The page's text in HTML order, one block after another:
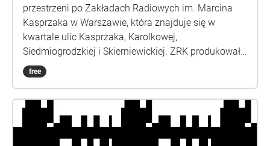
przestrzeni po Zakładach Radiowych im. Marcina
Kasprzaka w Warszawie, która znajduje się w
kwartale ulic Kasprzaka, Karolkowej,
Siedmiogrodzkiej i Skierniewickiej. ZRK produkowały
sprzęt do odtwarzania nośników audio: odbiorniki
lampowe, magnetofony szpulowe, magnetofony
coś tak ulotnego, jak brzmienie, dźwięk muzyki,
której słuchało się z radia, z taśm szpulowych i kaset
w niejednym polskim domu. Po zakładach zostały
free